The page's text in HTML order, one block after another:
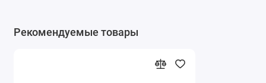
Рекомендуемые товары